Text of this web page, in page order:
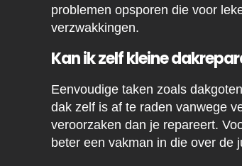
problemen opsporen die voor
verzwakkingen.
Kan ik zelf kleine
Eenvoudige taken zoals
dak zelf is af te raden vanwege
veroorzaken dan je repareert.
beter een vakman in die over de